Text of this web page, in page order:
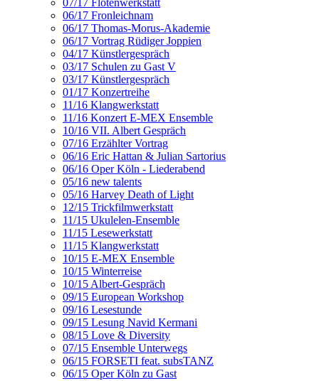
07/17 Flötenwerkstatt
06/17 Fronleichnam
06/17 Thomas-Morus-Akademie
06/17 Vortrag Rüdiger Joppien
04/17 Künstlergespräch
03/17 Schulen zu Gast V
03/17 Künstlergespräch
01/17 Konzertreihe
11/16 Klangwerkstatt
11/16 Konzert E-MEX Ensemble
10/16 VII. Albert Gespräch
07/16 Erzählter Vortrag
06/16 Eric Hattan & Julian Sartorius
06/16 Oper Köln - Liederabend
05/16 new talents
05/16 Harvey Death of Light
12/15 Trickfilmwerkstatt
11/15 Ukulelen-Ensemble
11/15 Lesewerkstatt
11/15 Klangwerkstatt
10/15 E-MEX Ensemble
10/15 Winterreise
10/15 Albert-Gespräch
09/15 European Workshop
09/16 Lesestunde
09/15 Lesung Navid Kermani
08/15 Love & Diversity
07/15 Ensemble Unterwegs
06/15 FORSETI feat. subsTANZ
06/15 Oper Köln zu Gast